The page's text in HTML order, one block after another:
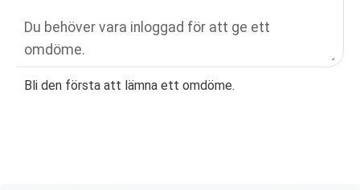
Bli den första att lämna ett omdöme.